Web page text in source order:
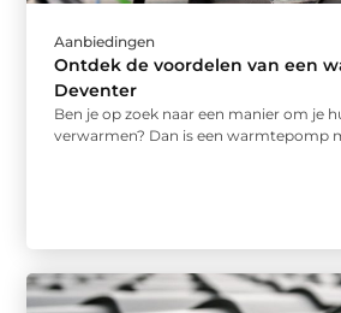
Aanbiedingen
Ontdek de voordelen van een
Deventer
Ben je op zoek naar een manier om je
verwarmen? Dan is een warmtepomp